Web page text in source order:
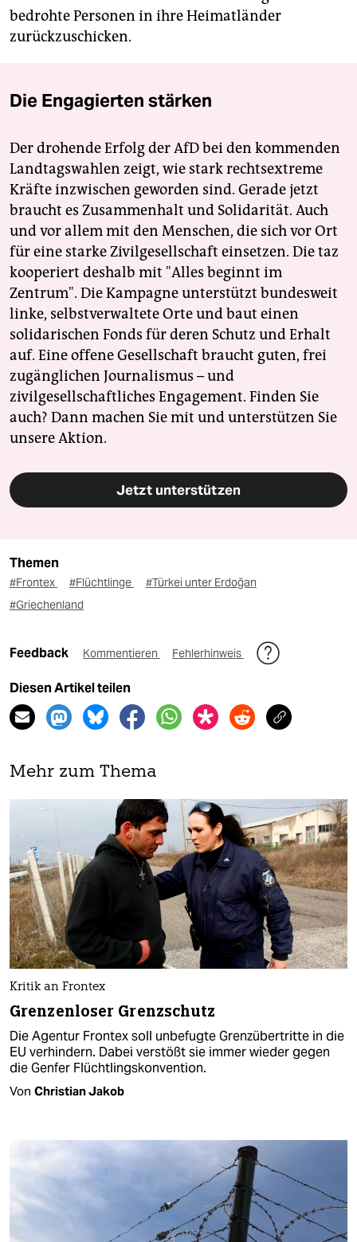
bedrohte Personen in ihre Heimatländer
zurückzuschicken.
Die Engagierten stärken
Der drohende Erfolg der AfD bei den kommenden
Landtagswahlen zeigt, wie stark rechtsextreme
Kräfte inzwischen geworden sind. Gerade jetzt
braucht es Zusammenhalt und Solidarität. Auch
und vor allem mit den Menschen, die sich vor Ort
für eine starke Zivilgesellschaft einsetzen. Die taz
kooperiert deshalb mit "Alles beginnt im
Zentrum". Die Kampagne unterstützt bundesweit
linke, selbstverwaltete Orte und baut einen
solidarischen Fonds für deren Schutz und Erhalt
auf. Eine offene Gesellschaft braucht guten, frei
zugänglichen Journalismus – und
zivilgesellschaftliches Engagement. Finden Sie
auch? Dann machen Sie mit und unterstützen Sie
unsere Aktion.
Jetzt unterstützen
Themen
#Frontex #Flüchtlinge
#Türkei unter Erdoğan
#Griechenland
Feedback Kommentieren Fehlerhinweis
Diesen Artikel teilen
Mehr zum Thema
Kritik an Frontex
Grenzenloser Grenzschutz
Die Agentur Frontex soll unbefugte Grenzübertritte in die
EU verhindern. Dabei verstößt sie immer wieder gegen
die Genfer Flüchtlingskonvention.
Von Christian Jakob